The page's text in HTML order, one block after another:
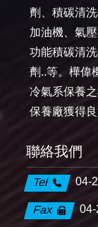
劑、積碳清
加油機、氣
功能積碳清
劑..等。樺偉
冷氣系保養
保養廠獲得良
聯絡我們
Tel 04-
Fax